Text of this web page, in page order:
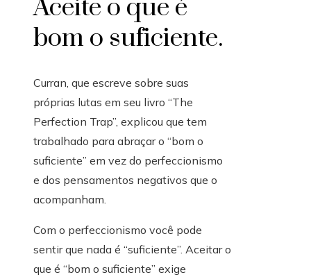
Aceite o que é
bom o suficiente.
Curran, que escreve sobre suas
próprias lutas em seu livro “The
Perfection Trap”, explicou que tem
trabalhado para abraçar o “bom o
suficiente” em vez do perfeccionismo
e dos pensamentos negativos que o
acompanham.
Com o perfeccionismo você pode
sentir que nada é “suficiente”. Aceitar o
que é “bom o suficiente” exige